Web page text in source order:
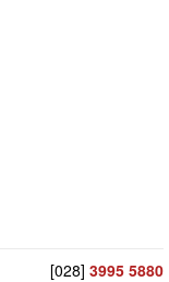
[028] 3995 5880